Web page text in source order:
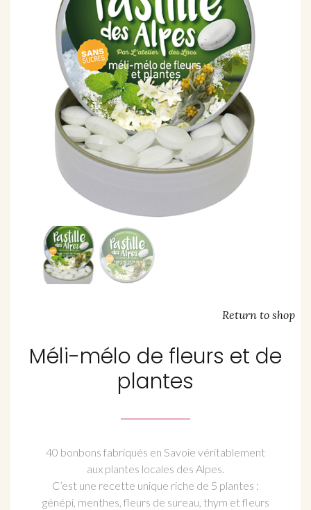
Return to shop
Méli-mélo de fleurs et de
plantes
40 bonbons fabriqués en Savoie véritablement
aux plantes locales des Alpes.
C’est une recette unique riche de 5 plantes :
génépi, menthes, fleurs de sureau, thym et fleurs